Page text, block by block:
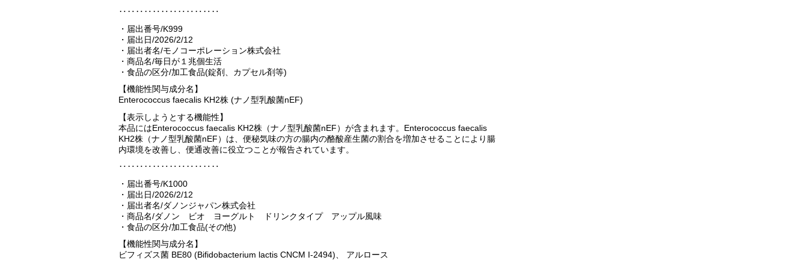
‥‥‥‥‥‥‥‥‥‥‥‥
・届出番号/K999
・届出日/2026/2/12
・届出者名/モノコーポレーション株式会社
・商品名/毎日が１兆個生活
・食品の区分/加工食品(錠剤、カプセル剤等)
【機能性関与成分名】
Enterococcus faecalis KH2株 (ナノ型乳酸菌nEF)
【表示しようとする機能性】
本品にはEnterococcus faecalis KH2株（ナノ型乳酸菌nEF）が含まれます。Enterococcus faecalis
KH2株（ナノ型乳酸菌nEF）は、便秘気味の方の腸内の酪酸産生菌の割合を増加させることにより腸
内環境を改善し、便通改善に役立つことが報告されています。
‥‥‥‥‥‥‥‥‥‥‥‥
・届出番号/K1000
・届出日/2026/2/12
・届出者名/ダノンジャパン株式会社
・商品名/ダノン ビオ ヨーグルト ドリンクタイプ アップル風味
・食品の区分/加工食品(その他)
【機能性関与成分名】
ビフィズス菌 BE80 (Bifidobacterium lactis CNCM I-2494)、 アルロース